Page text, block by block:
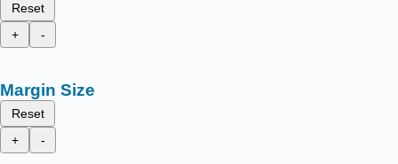
Reset
+
-
Margin Size
Reset
+
-